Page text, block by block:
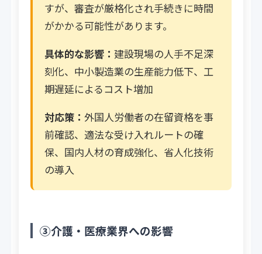
すが、審査が厳格化され手続きに時間
がかかる可能性があります。
具体的な影響：建設現場の人手不足深
刻化、中小製造業の生産能力低下、工
期遅延によるコスト増加
対応策：外国人労働者の在留資格を事
前確認、適法な受け入れルートの確
保、国内人材の育成強化、省人化技術
の導入
③介護・医療業界への影響